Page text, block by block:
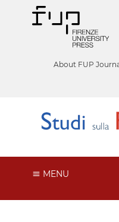
About FUP
MENU